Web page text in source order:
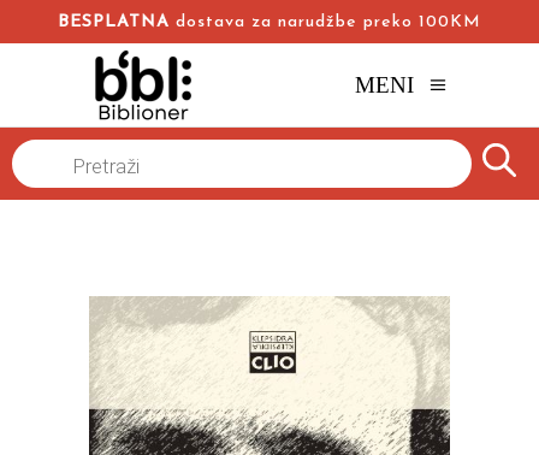
BESPLATNA dostava za narudžbe preko 100KM
MENI
Products
search